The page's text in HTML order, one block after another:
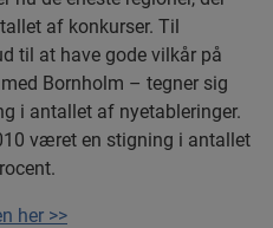
af konkurser. Til
til at have gode vilkår på
Bornholm – tegner sig
i antallet af nyetableringer.
været en stigning i antallet
her >>